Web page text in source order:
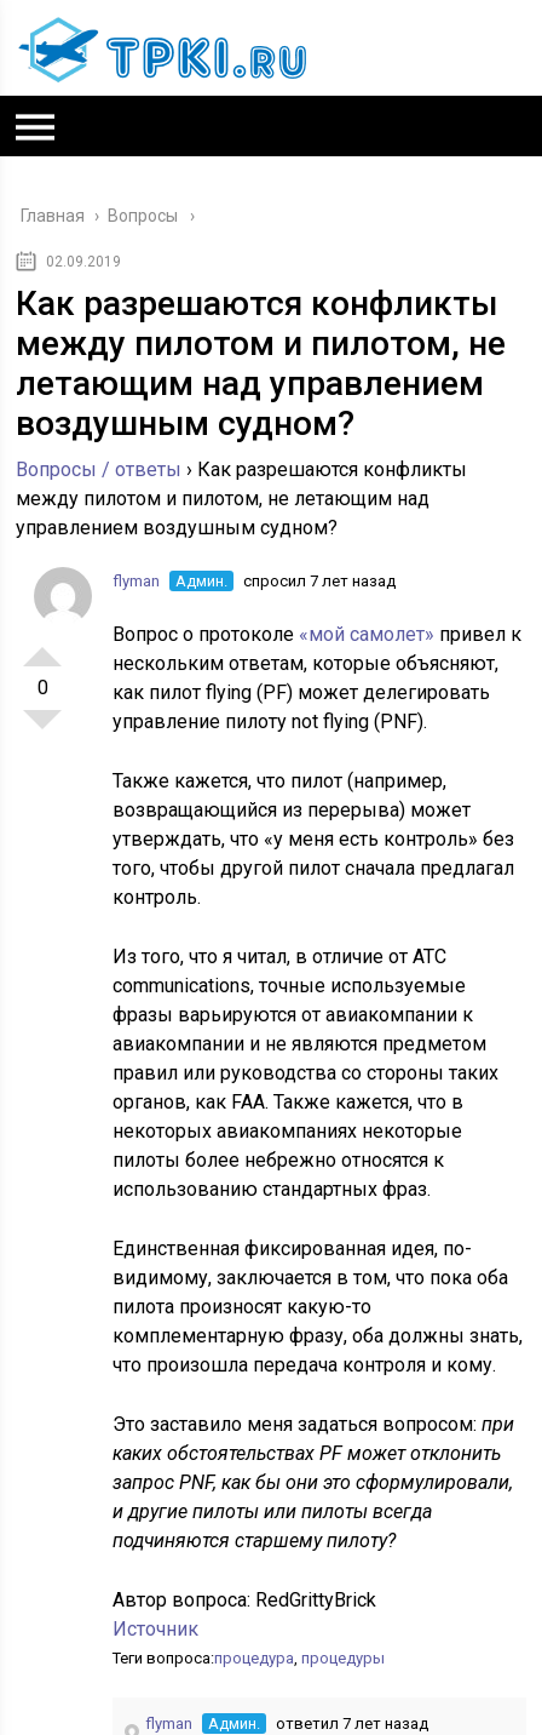
Главная › Вопросы
02.09.2019
Как разрешаются конфликты
между пилотом и пилотом, не
летающим над управлением
воздушным судном?
Вопросы / ответы › Как разрешаются конфликты
между пилотом и пилотом, не летающим над
управлением воздушным судном?
0
flyman Админ. спросил 7 лет назад
Вопрос о протоколе «мой самолет» привел к
нескольким ответам, которые объясняют,
как пилот flying (PF) может делегировать
управление пилоту not flying (PNF).
Также кажется, что пилот (например,
возвращающийся из перерыва) может
утверждать, что «у меня есть контроль» без
того, чтобы другой пилот сначала предлагал
контроль.
Из того, что я читал, в отличие от ATC
communications, точные используемые
фразы варьируются от авиакомпании к
авиакомпании и не являются предметом
правил или руководства со стороны таких
органов, как FAA. Также кажется, что в
некоторых авиакомпаниях некоторые
пилоты более небрежно относятся к
использованию стандартных фраз.
Единственная фиксированная идея, по-
видимому, заключается в том, что пока оба
пилота произносят какую-то
комплементарную фразу, оба должны знать,
что произошла передача контроля и кому.
Это заставило меня задаться вопросом:при
каких обстоятельствах PF может отклонить
запрос PNF, как бы они это сформулировали,
и другие пилоты или пилоты всегда
подчиняются старшему пилоту?
Автор вопроса: RedGrittyBrick
Источник
Теги вопроса:процедура,процедуры
flyman Админ. ответил 7 лет назад